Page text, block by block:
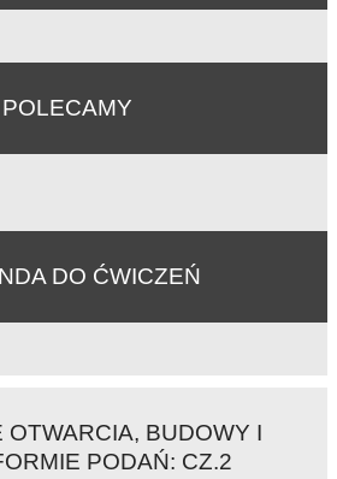
POLECAMY
DO ĆWICZEŃ
BUDOWY I
PODAŃ: CZ.2